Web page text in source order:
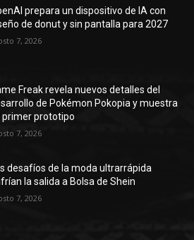
prepara un dispositivo de IA con
de donut y sin pantalla para 2027
7, 2026
Freak revela nuevos detalles del
de Pokémon Pokopia y muestra
primer prototipo
7, 2026
desafíos de la moda ultrarrápida
la salida a Bolsa de Shein
7, 2026